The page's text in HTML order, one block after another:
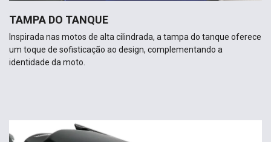
TAMPA DO TANQUE
Inspirada nas motos de alta cilindrada, a tampa do tanque oferece
um toque de sofisticação ao design, complementando a
identidade da moto.